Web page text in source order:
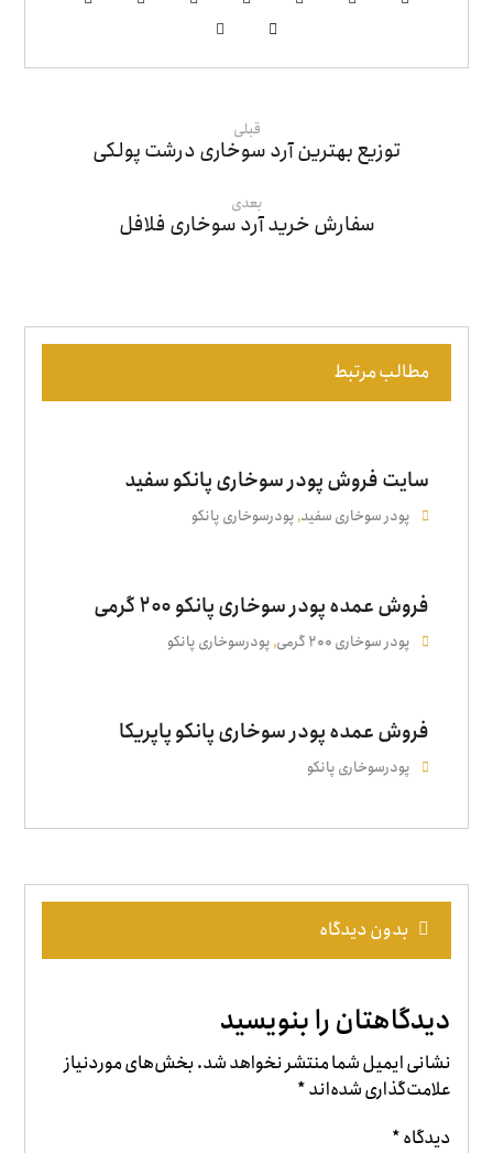
قبلی
توزیع بهترین آرد سوخاری درشت پولکی
بعدی
سفارش خرید آرد سوخاری فلافل
مطالب مرتبط
سایت فروش پودر سوخاری پانکو سفید
پودر سوخاری سفید,پودرسوخاری پانکو
فروش عمده پودر سوخاری پانکو ۲۰۰ گرمی
پودر سوخاری ۲۰۰ گرمی ,پودرسوخاری پانکو
فروش عمده پودر سوخاری پانکو پاپریکا
پودرسوخاری پانکو
بدون دیدگاه
دیدگاهتان را بنویسید
نشانی ایمیل شما منتشر نخواهد شد.بخش‌های موردنیاز
علامت‌گذاری شده‌اند*
دیدگاه*